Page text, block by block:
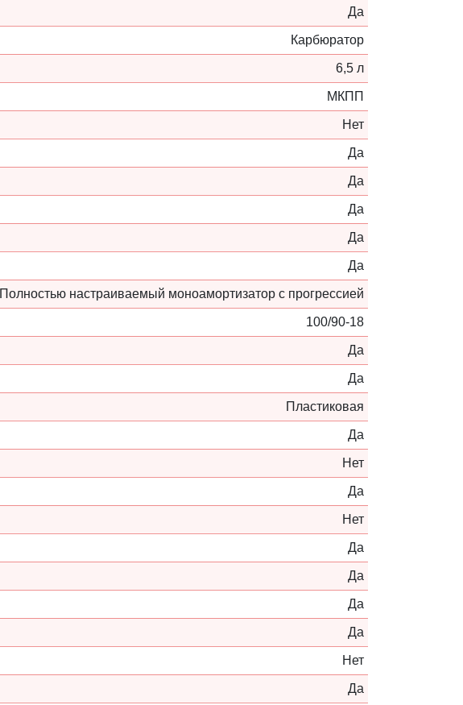
Да
Карбюратор
6,5 л
МКПП
Нет
Да
Да
Да
Да
Да
Полностью настраиваемый моноамортизатор с прогрессией
100/90-18
Да
Да
Пластиковая
Да
Нет
Да
Нет
Да
Да
Да
Да
Нет
Да